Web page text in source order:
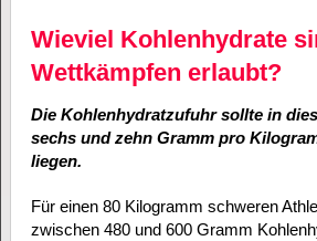
Wieviel Kohlenhydrate
Wettkämpfen erlaubt?
Die Kohlenhydratzufuhr sollte in
sechs und zehn Gramm pro
liegen.
Für einen 80 Kilogramm schweren
zwischen 480 und 600 Gramm